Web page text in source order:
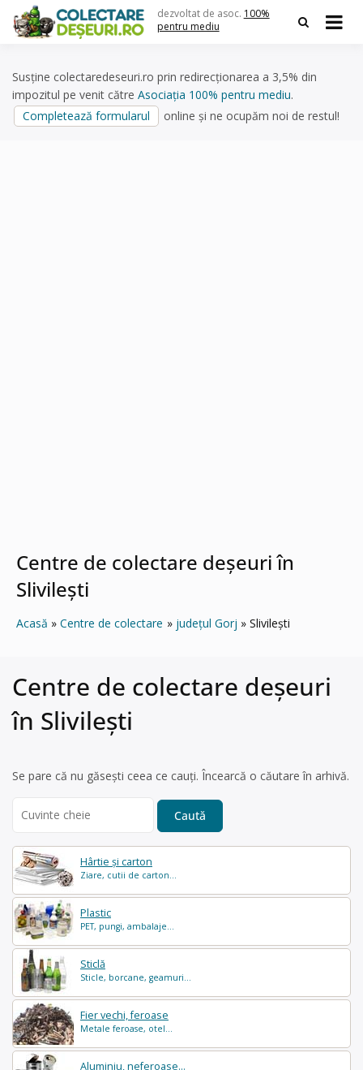
content
dezvoltat de asoc. 100%
pentru mediu
Susține colectaredeseuri.ro prin redirecționarea a 3,5% din
impozitul pe venit către Asociația 100% pentru mediu.
Completează formularul
online și ne ocupăm noi de restul!
Centre de colectare deșeuri în
Slivileşti
Acasă Centre de colectare județul Gorj Slivileşti
Hârtie și carton
Ziare, cutii de carton...
Plastic
PET, pungi, ambalaje...
Sticlă
Sticle, borcane, geamuri...
Fier vechi, feroase
Metale feroase, otel...
Aluminiu, neferoase...
Centre de colectare deșeuri
în Slivileşti
Se pare că nu găsești ceea ce cauți. Încearcă o căutare în arhivă.
for: